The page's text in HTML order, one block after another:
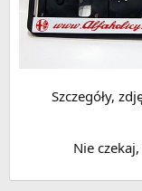
Szczegóły,
Nie